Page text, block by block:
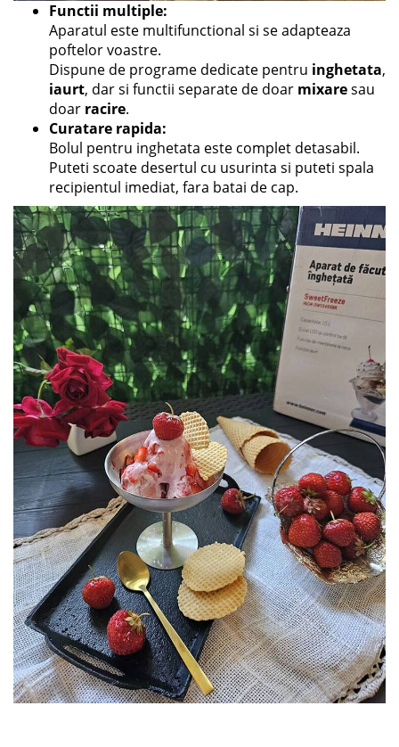
Functii multiple:
Aparatul este multifunctional si se adapteaza
poftelor voastre.
Dispune de programe dedicate pentru inghetata,
iaurt, dar si functii separate de doar mixaresau
doar racire.
Curatare rapida:
Bolul pentru inghetata este complet detasabil.
Puteti scoate desertul cu usurinta si puteti spala
recipientul imediat, fara batai de cap.